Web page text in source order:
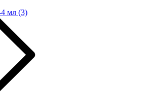
мл (3)